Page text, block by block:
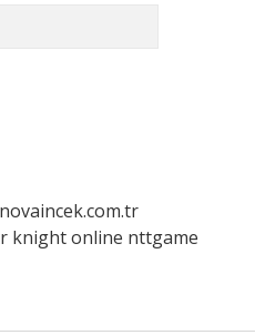
knight online nttgame